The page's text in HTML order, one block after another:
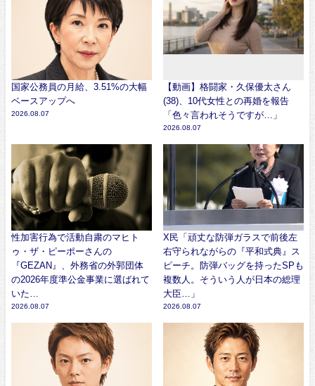
国家公務員の月給、3.51%の大幅
ベースアップへ
2026.08.07
【動画】格闘家・久保優太さん
(38)、10代女性との再婚を報告
「色々言われそうですが…」
2026.08.07
性加害行為で活動自粛のマヒト
ゥ・ザ・ピーポーさんの
『GEZAN』、外務省の外郭団体
の2026年度準公金事業に選ばれて
いた…
2026.08.07
X民「頑丈な防弾ガラスで前後左
右守られながらの『平和式典』ス
ピーチ。防弾バッグを持ったSPも
複数人。そういう人が日本の総理
大臣…」
2026.08.07